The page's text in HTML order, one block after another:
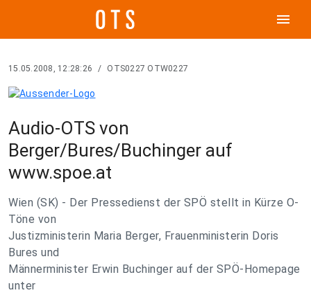
menu
15.05.2008, 12:28:26 / OTS0227 OTW0227
Audio-OTS von
Berger/Bures/Buchinger auf
www.spoe.at
Wien (SK) - Der Pressedienst der SPÖ stellt in Kürze O-
Töne von
Justizministerin Maria Berger, Frauenministerin Doris
Bures und
Männerminister Erwin Buchinger auf der SPÖ-Homepage
unter